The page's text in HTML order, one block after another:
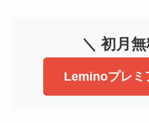
＼ 初月
Leminoプレミ